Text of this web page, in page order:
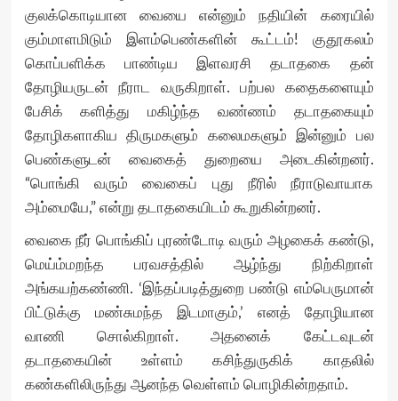
குலக்கொடியான வையை என்னும் நதியின் கரையில்
கும்மாளமிடும் இளம்பெண்களின் கூட்டம்! குதூகலம்
கொப்பளிக்க பாண்டிய இளவரசி தடாதகை தன்
தோழியருடன் நீராட வருகிறாள். பற்பல கதைகளையும்
பேசிக் களித்து மகிழ்ந்த வண்ணம் தடாதகையும்
தோழிகளாகிய திருமகளும் கலைமகளும் இன்னும் பல
பெண்களுடன் வைகைத் துறையை அடைகின்றனர்.
“பொங்கி வரும் வைகைப் புது நீரில் நீராடுவாயாக
அம்மையே,” என்று தடாதகையிடம் கூறுகின்றனர்.
வைகை நீர் பொங்கிப் புரண்டோடி வரும் அழகைக் கண்டு,
மெய்ம்மறந்த பரவசத்தில் ஆழ்ந்து நிற்கிறாள்
அங்கயற்கண்ணி. ‘இந்தப்படித்துறை பண்டு எம்பெருமான்
பிட்டுக்கு மண்சுமந்த இடமாகும்,’ எனத் தோழியான
வாணி சொல்கிறாள். அதனைக் கேட்டவுடன்
தடாதகையின் உள்ளம் கசிந்துருகிக் காதலில்
கண்களிலிருந்து ஆனந்த வெள்ளம் பொழிகின்றதாம்.